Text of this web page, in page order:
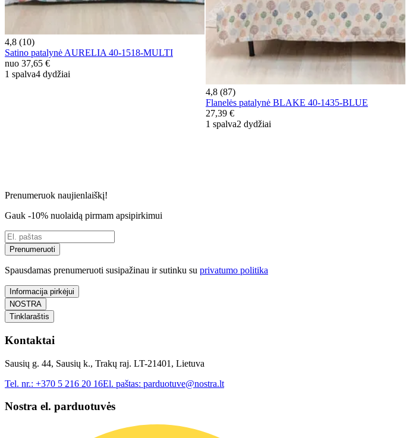
4,8 (10)
Satino patalynė AURELIA 40-1518-MULTI
nuo 37,65 €
1 spalva4 dydžiai
4,8 (87)
Flanelės patalynė BLAKE 40-1435-BLUE
27,39 €
1 spalva2 dydžiai
Prenumeruok naujienlaiškį!
Gauk -10% nuolaidą pirmam apsipirkimui
Prenumeruoti
Spausdamas prenumeruoti susipažinau ir sutinku su privatumo politika
Informacija pirkėjui
NOSTRA
Tinklaraštis
Kontaktai
Sausių g. 44, Sausių k., Trakų raj. LT-21401, Lietuva
Tel. nr.: +370 5 216 20 16El. paštas: parduotuve@nostra.lt
Nostra el. parduotuvės